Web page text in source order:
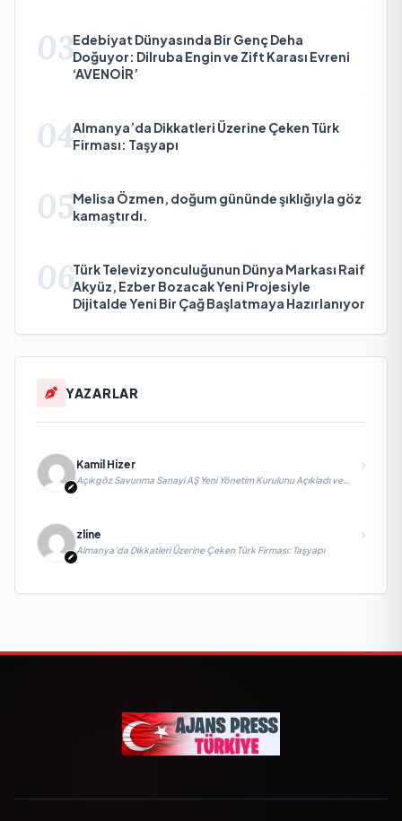
03Edebiyat Dünyasında Bir Genç Deha
Doğuyor: Dilruba Engin ve Zift Karası Evreni
‘AVENOİR’
04Almanya’da Dikkatleri Üzerine Çeken Türk
Firması: Taşyapı
05Melisa Özmen, doğum gününde şıklığıyla göz
kamaştırdı.
06Türk Televizyonculuğunun Dünya Markası Raif
Akyüz, Ezber Bozacak Yeni Projesiyle
Dijitalde Yeni Bir Çağ Başlatmaya Hazırlanıyor
YAZARLAR
Kamil Hizer
Açıkgöz Savunma Sanayi AŞ Yeni Yönetim Kurulunu Açıkladı ve
Savunma Sanayinde Küresel Vizyon Vurgusu
zline
Almanya’da Dikkatleri Üzerine Çeken Türk Firması: Taşyapı